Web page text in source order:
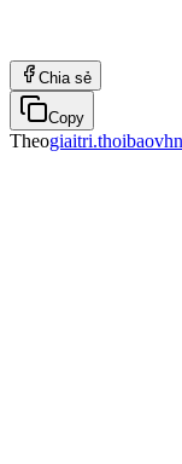
Chia sẻ
Copy
Theo